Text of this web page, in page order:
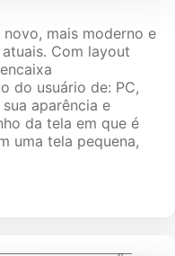
mais moderno e
Com layout
do usuário de: PC,
aparência e
da tela em que é
uma tela pequena,